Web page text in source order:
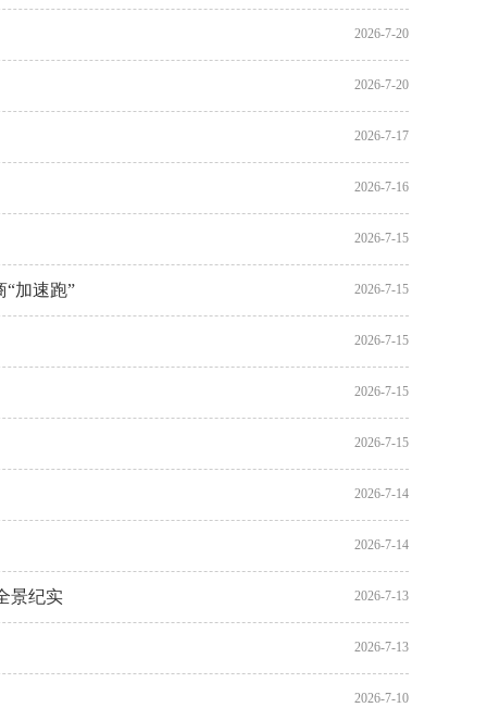
2026-7-20
2026-7-20
2026-7-17
2026-7-16
2026-7-15
2026-7-15
加速跑”
2026-7-15
2026-7-15
2026-7-15
2026-7-14
2026-7-14
2026-7-13
景纪实
2026-7-13
2026-7-10